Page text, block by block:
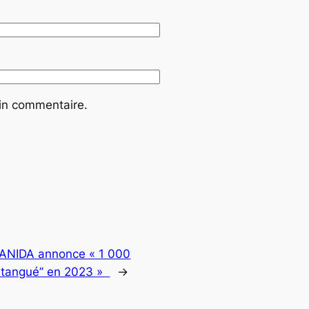
commentaire.
annonce « 1 000
en 2023 »
→